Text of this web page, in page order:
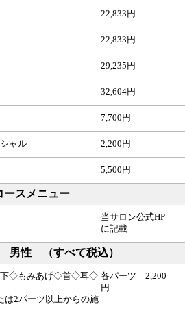
22,833円
22,833円
29,235円
32,604円
7,700円
ャル 2,200円
5,500円
ースメニュー
当サロン公式HP
に記載
男性 （すべて税込）
◇もみあげ◇首◇耳◇
2パーツ以上からの施
各パーツ 2,200
円